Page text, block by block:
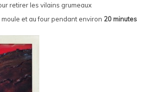
retirer les vilains grumeaux
et au four pendant environ 20 minutes